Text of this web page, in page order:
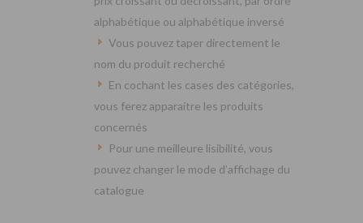
alphabétique ou alphabétique inversé
Vous pouvez taper directement le
nom du produit recherché
En cochant les cases des catégories,
vous ferez apparaitre les produits
concernés
Pour une meilleure lisibilité, vous
pouvez changer le mode d’affichage du
catalogue